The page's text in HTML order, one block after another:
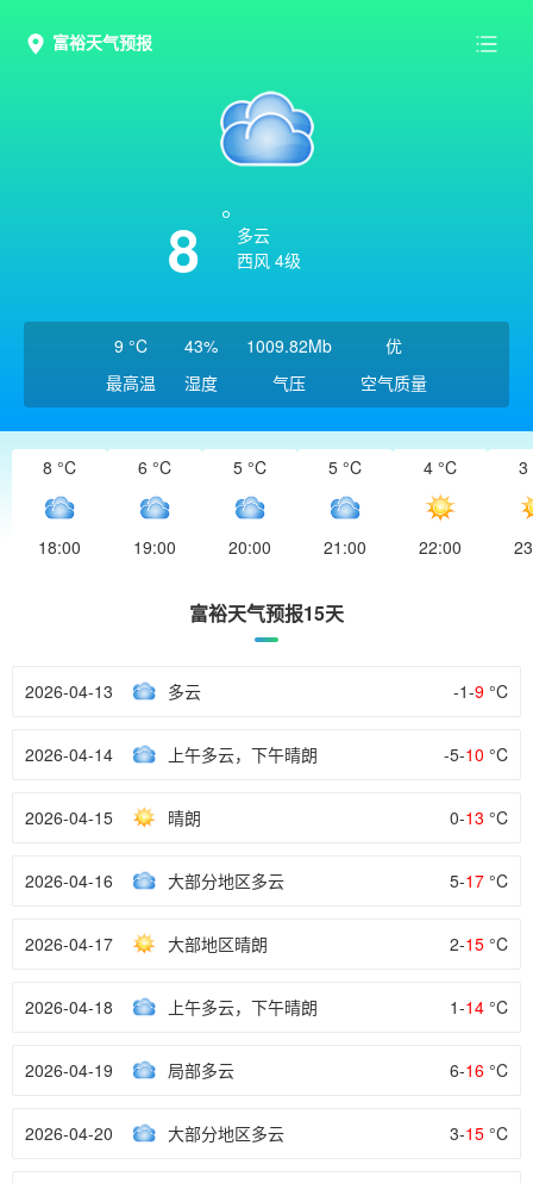
富裕天气预报
8
多云
西风 4级
9 °C
最高温
43%
湿度
1009.82Mb
气压
优
空气质量
8 °C
18:00
6 °C
19:00
5 °C
20:00
5 °C
21:00
4 °C
22:00
3
富裕天气预报15天
2026-04-13 多云 -1-9 °C
2026-04-14 上午多云，下午晴朗 -5-10 °C
2026-04-15 晴朗 0-13 °C
2026-04-16 大部分地区多云 5-17 °C
2026-04-17 大部地区晴朗 2-15 °C
2026-04-18 上午多云，下午晴朗 1-14 °C
2026-04-19 局部多云 6-16 °C
2026-04-20 大部分地区多云 3-15 °C